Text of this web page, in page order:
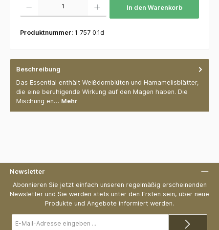
In den Warenkorb
Produktnummer: 1 757 0.1d
Beschreibung
Das Essential enthält Weißdornblüten und Hamamelisblätter,
die eine beruhigende Wirkung auf den Magen haben. Die
Mischung en… Mehr
Newsletter
Abonnieren Sie jetzt einfach unseren regelmäßig erscheinenden
Newsletter und Sie werden stets unter den Ersten sein, über neue
Produkte und Angebote informiert werden.
Mail-